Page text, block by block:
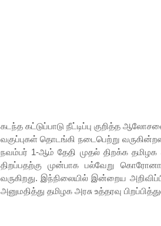
கடந்த கட்டுப்பாடு நீட்டிப்பு குறித்த
வகுப்புகள் தொடங்கி நடைபெற்று
நவம்பர் 1-ஆம் தேதி முதல் திறக்க தமிழக
திறப்பதற்கு முன்பாக பல்வேறு
வருகிறது. இந்நிலையில் இன்றைய
அனுமதித்து தமிழக அரசு உத்தரவு